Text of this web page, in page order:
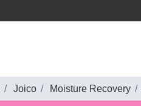
Joico Moisture Recovery